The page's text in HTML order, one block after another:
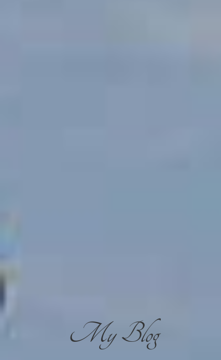
My Blog